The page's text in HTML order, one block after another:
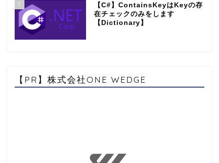
7
【C#】ContainsKeyはKeyの存
在チェックのみをします
【Dictionary】
【PR】株式会社ONE WEDGE